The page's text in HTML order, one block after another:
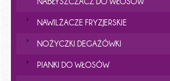
NAWILŻACZE FRYZJERSKIE
NOŻYCZKI DEGAŻÓWKI
PIANKI DO WŁOSÓW